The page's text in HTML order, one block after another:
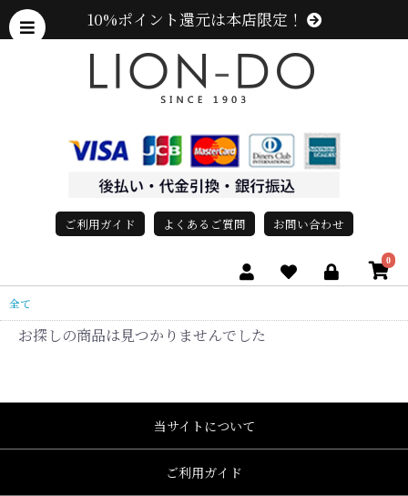
10%ポイント還元は本店限定！
ご利用ガイド よくあるご質問 お問い合わせ
0
全て
お探しの商品は見つかりませんでした
当サイトについて
ご利用ガイド